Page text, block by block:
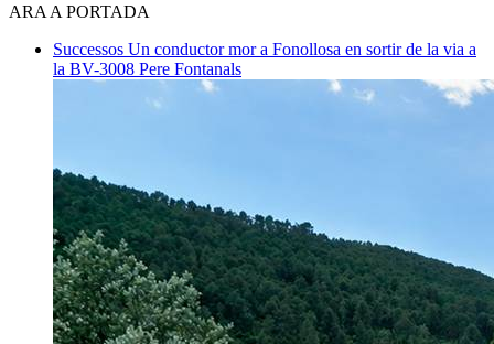
ARA A PORTADA
Successos Un conductor mor a Fonollosa en sortir de la via a
la BV-3008 Pere Fontanals